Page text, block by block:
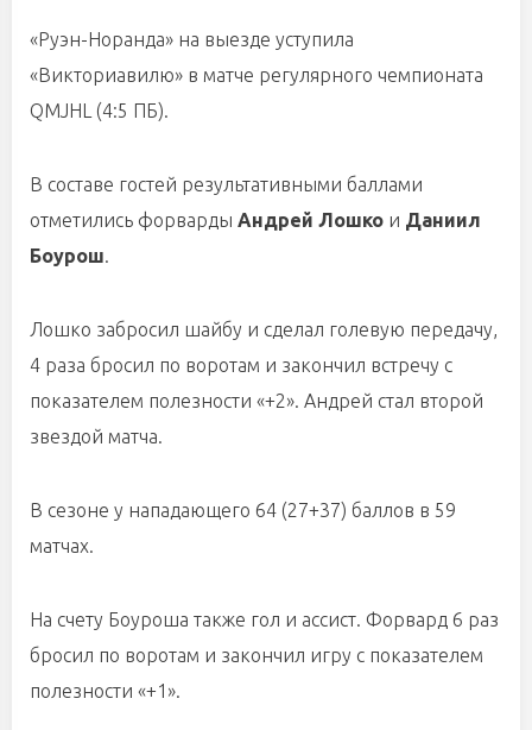
«Руэн-Норанда» на выезде уступила
«Викториавилю» в матче регулярного чемпионата
QMJHL (4:5 ПБ).
В составе гостей результативными баллами
отметились форварды Андрей Лошко и Даниил
Боурош.
Лошко забросил шайбу и сделал голевую передачу,
4 раза бросил по воротам и закончил встречу с
показателем полезности «+2». Андрей стал второй
звездой матча.
В сезоне у нападающего 64 (27+37) баллов в 59
матчах.
На счету Боуроша также гол и ассист. Форвард 6 раз
бросил по воротам и закончил игру с показателем
полезности «+1».